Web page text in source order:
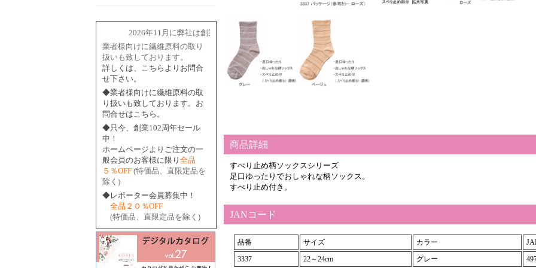
2026年11月に弊社は創業102周年を迎えます。
業者様向けに繊維原料の取り
扱いも致しております。
詳しくは、こちらよりお問合
せ下さい。
◆業者様向けに繊維原料の取
り扱いも致しております。お
問合せはこちら。
◆只今、創業102周年セール
中！
ホームページよりご注文の一
般会員のお客様に限り 全品
５％OFF (特価品、直限定品を
除く)
◆レポーター会員募集中！
全品２０％OFF
(特価品、直限定品を除く)
商品詳細
すべり止め柄ソックスシリーズ
足口ゆったりでおしゃれな柄ソックス。
すべり止め付き。
JANコード
品番 サイズ カラー
3337
22～24cm グレー